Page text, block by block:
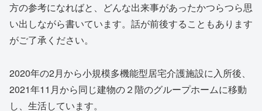
方の参考になればと、どんな出来事があったかつらつら思
い出しながら書いています。話が前後することもあります
がご了承ください。
2020年の2月から小規模多機能型居宅介護施設に入所後、
2021年11月から同じ建物の２階のグループホームに移動
し、生活しています。